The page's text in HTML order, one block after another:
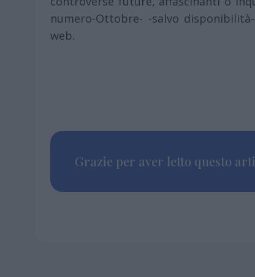
numero-Ottobre- -salvo
web.
Grazie per aver letto questo